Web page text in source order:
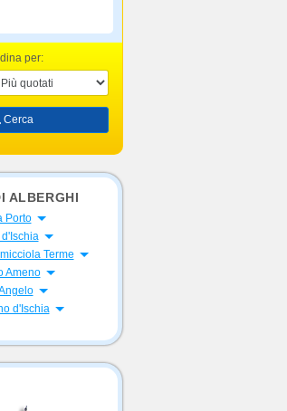
per:
Cerca
ALBERGHI
Porto Apri menu
Apri menu
Terme Apri menu
Ameno Apri menu
Apri menu
d'Ischia Apri menu